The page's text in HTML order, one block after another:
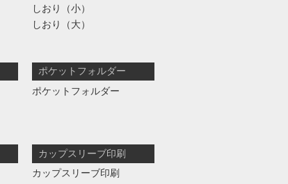
しおり（小）
しおり（大）
ポケットフォルダー
ポケットフォルダー
カップスリーブ印刷
カップスリーブ印刷